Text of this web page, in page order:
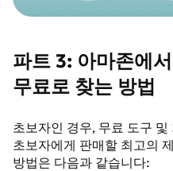
파트 3: 아마존에
무료로 찾는 방법
초보자인 경우, 무료 도구
초보자에게 판매할 최고의
방법은 다음과 같습니다: